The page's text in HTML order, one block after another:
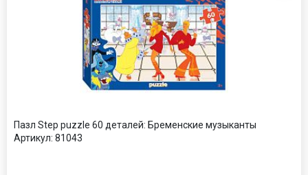
Пазл Step puzzle 60 деталей: Бременские музыканты
Артикул: 81043